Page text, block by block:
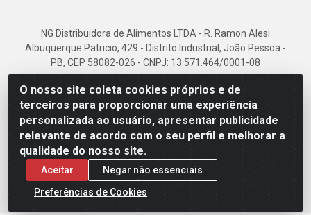
O nosso site coleta cookies próprios e de
terceiros para proporcionar uma experiência
personalizada ao usuário, apresentar publicidade
relevante de acordo com o seu perfil e melhorar a
qualidade do nosso site.
Aceitar
Negar não essenciais
Preferências de Cookies
NG Distribuidora de Alimentos LTDA - R. Ramon Alesi
Albuquerque Patricio, 429 - Distrito Industrial, João Pessoa -
PB, CEP 58082-026 - CNPJ: 13.571.464/0001-08
NG Alimentos, há mais de 14 anos no mercado paraibano, é
referência em frigorificados, destacando-se pela logística
eficiente e excelência.